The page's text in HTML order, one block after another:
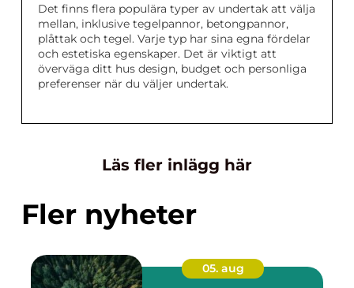
Det finns flera populära typer av undertak att välja
mellan, inklusive tegelpannor, betongpannor,
plåttak och tegel. Varje typ har sina egna fördelar
och estetiska egenskaper. Det är viktigt att
överväga ditt hus design, budget och personliga
preferenser när du väljer undertak.
Läs fler inlägg här
Fler nyheter
05. aug